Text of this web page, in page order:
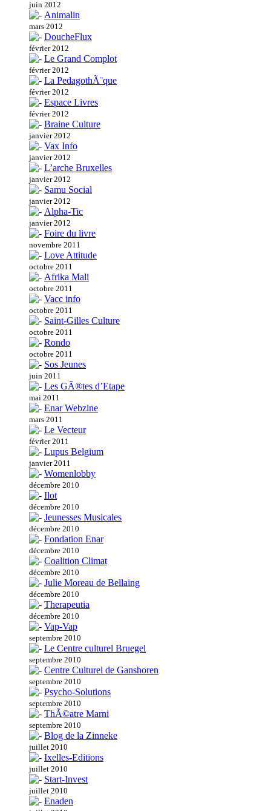
juin 2012
Animalin
mars 2012
DoucheFlux
février 2012
Le Grand Complot
février 2012
La PedagothÃ¨que
février 2012
Espace Livres
février 2012
Braine Culture
janvier 2012
Vax Info
janvier 2012
L’arche Bruxelles
janvier 2012
Samu Social
janvier 2012
Alpha-Tic
janvier 2012
Foire du livre
novembre 2011
Love Attitude
octobre 2011
Afrika Mali
octobre 2011
Vacc info
octobre 2011
Saint-Gilles Culture
octobre 2011
Rondo
octobre 2011
Sos Jeunes
juin 2011
Les GÃ®tes d’Etape
mai 2011
Enar Webzine
mars 2011
Le Vecteur
février 2011
Lupus Belgium
janvier 2011
Womenlobby
décembre 2010
Ilot
décembre 2010
Jeunesses Musicales
décembre 2010
Fondation Enar
décembre 2010
Coalition Climat
décembre 2010
Julie Moreau de Bellaing
décembre 2010
Therapeutia
décembre 2010
Vap-Vap
septembre 2010
Le Centre culturel Bruegel
septembre 2010
Centre Culturel de Ganshoren
septembre 2010
Psycho-Solutions
septembre 2010
ThÃ©atre Marni
septembre 2010
Blog de la Zinneke
juillet 2010
Ixelles-Editions
juillet 2010
Start-Invest
juillet 2010
Enaden